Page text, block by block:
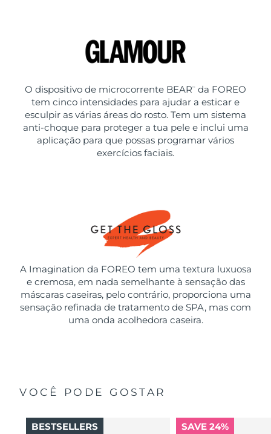
O dispositivo de microcorrente BEAR ™
da FOREO
tem cinco intensidades para ajudar a esticar e
esculpir as várias áreas do rosto. Tem um sistema
anti-choque para proteger a tua pele e inclui uma
aplicação para que possas programar vários
exercícios faciais.
A Imagination da FOREO tem uma textura luxuosa
e cremosa, em nada semelhante à sensação das
máscaras caseiras, pelo contrário, proporciona uma
sensação refinada de tratamento de SPA, mas com
uma onda acolhedora caseira.
VOCÊ PODE GOSTAR
BESTSELLERS SAVE 24%